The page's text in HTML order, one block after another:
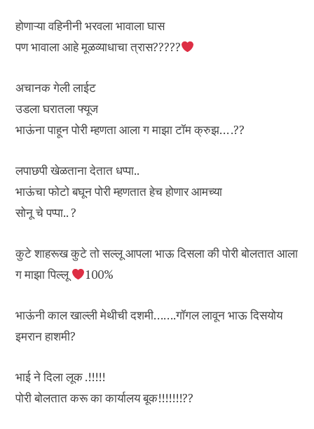
होणाऱ्या वहिनीनी भरवला भावाला घास
पण भावाला आहे मूळव्याधाचा त्रास?????
अचानक गेली लाईट
उडला घरातला फ्यूज
भाऊंना पाहून पोरी म्हणता आला ग माझा टॉम क्रुझ… .??
लपाछपी खेळताना देतात धप्पा..
भाऊंचा फोटो बघून पोरी म्हणतात हेच होणार आमच्या
सोनू चे पप्पा.. ?
कुटे शाहरूख कुटे तो सल्लू आपला भाऊ दिसला की पोरी बोलतात आला
ग माझा पिल्लू
100%
भाऊंनी काल खाल्ली मेथीची दशमी…….गॉगल लावून भाऊ दिसयोय
इमरान हाशमी?
भाई ने दिला लूक .!!!!!
पोरी बोलतात करू का कार्यालय बूक!!!!!!!??